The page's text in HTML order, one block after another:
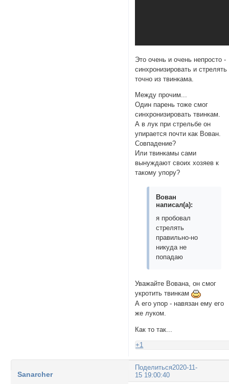
Это очень и очень непросто -
синхронизировать и стрелять
точно из твинкама.
Между прочим...
Один парень тоже смог
синхронизировать твинкам.
А в лук при стрельбе он
упирается почти как Вован.
Совпадение?
Или твинкамы сами
вынуждают своих хозяев к
такому упору?
Вован
написал(а):
я пробовал
стрелять
правильно-но
никуда не
попадаю
Уважайте Вована, он смог
укротить твинкам
А его упор - навязан ему его
же луком.
Как то так...
+1
Поделиться2020-11-
15 19:00:40
Sanarcher